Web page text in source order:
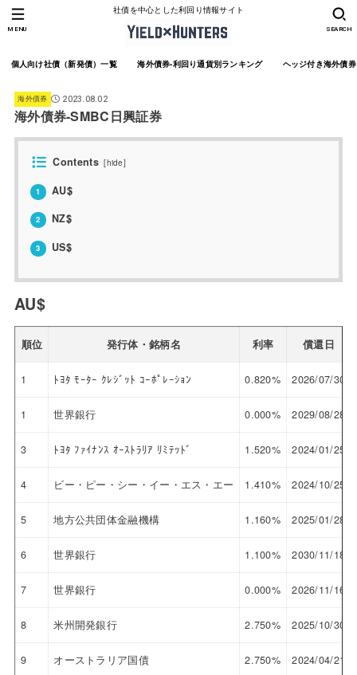
社債を中心とした利回り情報サイト
個人向け社債（新発債）一覧 海外債券-利回り通貨別ランキング ヘッジ付き海外債
SEARCH
MENU
海外債券 2023.08.02
海外債券-SMBC日興証券
Contents [hide]
1 AU$
2 NZ$
3 US$
AU$
順位 発行体・銘柄名 利率 償還日
1 ﾄﾖﾀ ﾓｰﾀｰ ｸﾚｼﾞｯﾄ ｺｰﾎﾟﾚｰｼｮﾝ 0.820% 2026/07/30
1 世界銀行 0.000% 2029/08/28
3 ﾄﾖﾀ ﾌｧｲﾅﾝｽ ｵｰｽﾄﾗﾘｱ ﾘﾐﾃｯﾄﾞ 1.520% 2024/01/25
4 ビー・ピー・シー・イー・エス・エー 1.410% 2024/10/25
5 地方公共団体金融機構 1.160% 2025/01/28
6 世界銀行 1.100% 2030/11/18
7 世界銀行 0.000% 2026/11/16
8 米州開発銀行 2.750% 2025/10/30
9 オーストラリア国債 2.750% 2024/04/21